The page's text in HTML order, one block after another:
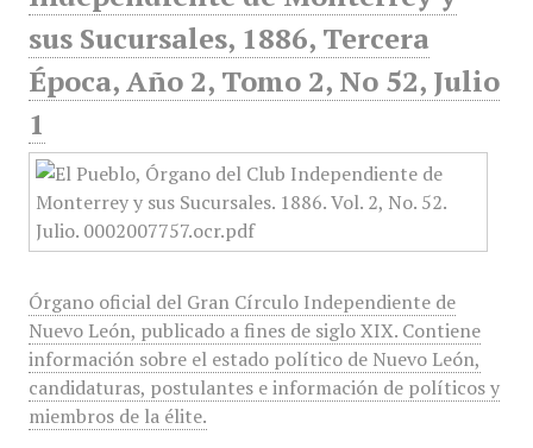
sus Sucursales, 1886, Tercera
Época, Año 2, Tomo 2, No 52, Julio
1
Órgano oficial del Gran Círculo Independiente de
Nuevo León, publicado a fines de siglo XIX. Contiene
información sobre el estado político de Nuevo León,
candidaturas, postulantes e información de políticos y
miembros de la élite.